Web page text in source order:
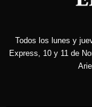
Todos los lunes y
Express, 10 y 11 de